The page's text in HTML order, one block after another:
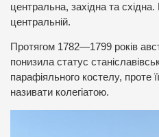
центральна, західна та
центральній.
Протягом 1782—1799 років
понизила статус
парафіяльного костелу, проте
називати колегіатою.